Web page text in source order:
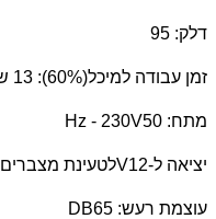
דלק: 95
זמן עבודה למיכל(60%): 13 שעות
מתח: 50 Hz - 230V
יציאה ל-12 Vלטעינת מצברים
עוצמת רעש: 65 DB